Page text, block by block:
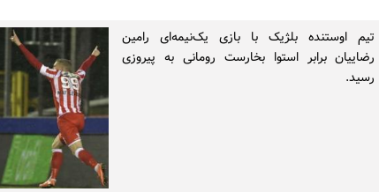
تیم اوستنده بلژیک با بازی یک‌نیمه‌ای رامین
رضاییان برابر استوا بخارست رومانی به پیروزی
رسید.